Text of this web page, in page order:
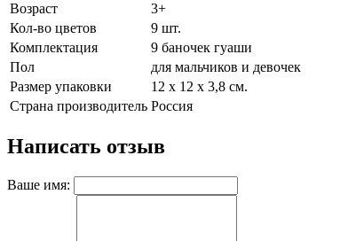
Возраст
3+
Кол-во цветов
9 шт.
Комплектация
9 баночек гуаши
Пол
для мальчиков и девочек
Размер упаковки
12 х 12 х 3,8 см.
Страна производитель Россия
Написать отзыв
Ваше имя: